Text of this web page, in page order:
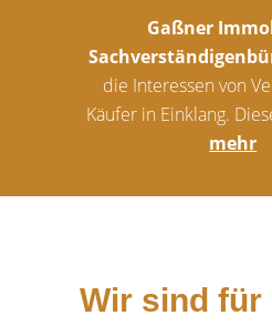
Gaßner
die Interessen von
Käufer in Einklang.
mehr
Wir sind für